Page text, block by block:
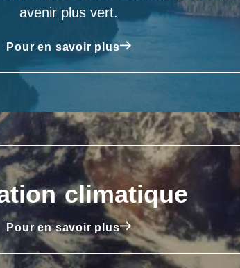
avenir plus vert.
Pour en savoir plus
climatique
Pour en savoir plus